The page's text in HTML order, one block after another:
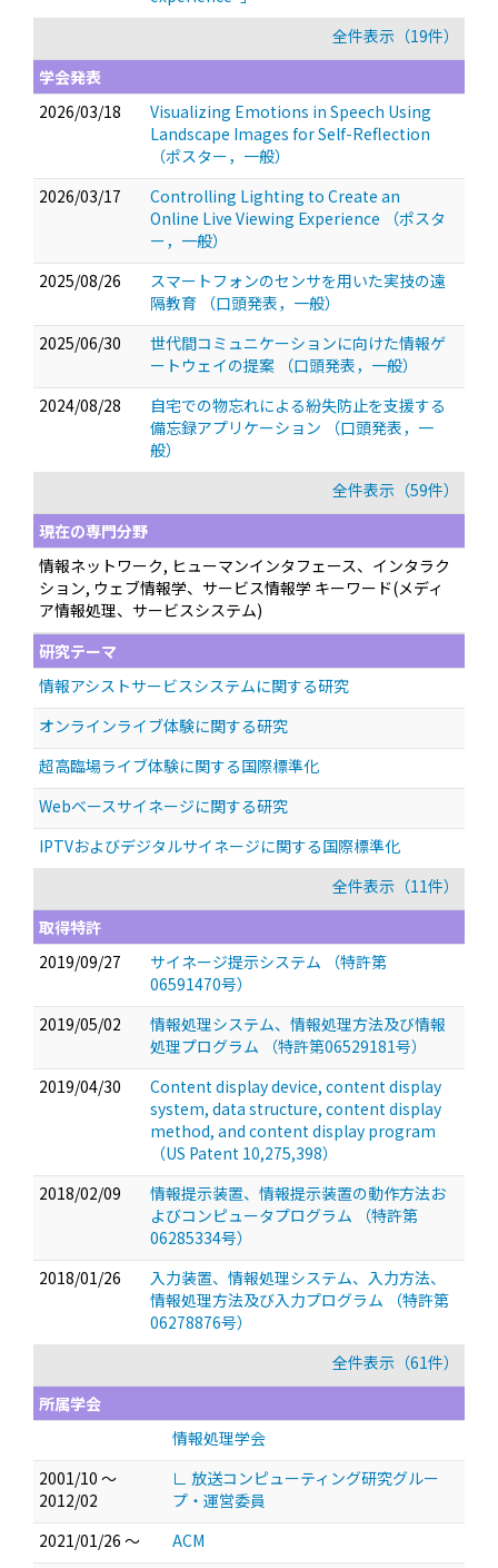
全件表示（19件）
学会発表
2026/03/18
Visualizing Emotions in Speech Using
Landscape Images for Self-Reflection
（ポスター，一般）
2026/03/17
Controlling Lighting to Create an
Online Live Viewing Experience
（ポスタ
ー，一般）
2025/08/26
スマートフォンのセンサを用いた実技の遠
隔教育
（口頭発表，一般）
2025/06/30
世代間コミュニケーションに向けた情報ゲ
ートウェイの提案
（口頭発表，一般）
2024/08/28
自宅での物忘れによる紛失防止を支援する
備忘録アプリケーション
（口頭発表，一
般）
全件表示（59件）
現在の専門分野
情報ネットワーク, ヒューマンインタフェース、インタラク
ション, ウェブ情報学、サービス情報学 キーワード(メディ
ア情報処理、サービスシステム)
研究テーマ
情報アシストサービスシステムに関する研究
オンラインライブ体験に関する研究
超高臨場ライブ体験に関する国際標準化
Webベースサイネージに関する研究
IPTVおよびデジタルサイネージに関する国際標準化
全件表示（11件）
取得特許
2019/09/27
サイネージ提示システム （特許第
06591470号）
2019/05/02
情報処理システム、情報処理方法及び情報
処理プログラム （特許第06529181号）
2019/04/30
Content display device, content display
system, data structure, content display
method, and content display program
（US Patent 10,275,398）
2018/02/09
情報提示装置、情報提示装置の動作方法お
よびコンピュータプログラム （特許第
06285334号）
2018/01/26
入力装置、情報処理システム、入力方法、
情報処理方法及び入力プログラム （特許第
06278876号）
全件表示（61件）
所属学会
情報処理学会
2001/10 ～
2012/02
∟ 放送コンピューティング研究グルー
プ・運営委員
2021/01/26 ～
ACM